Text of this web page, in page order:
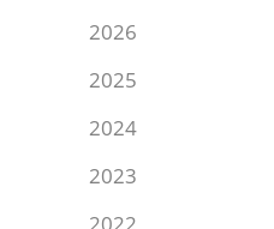
2026
2025
2024
2023